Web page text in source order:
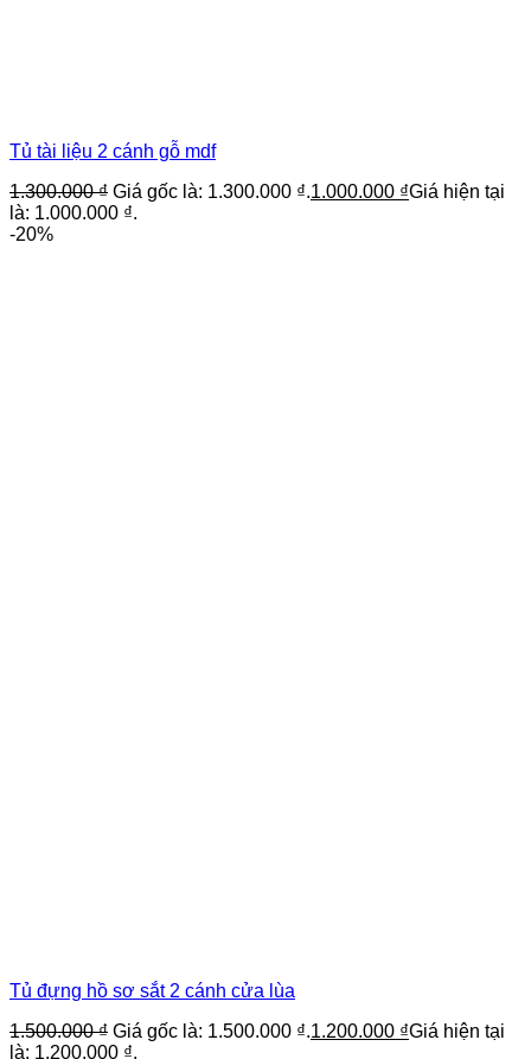
Tủ tài liệu 2 cánh gỗ mdf
1.300.000₫ Giá gốc là: 1.300.000 ₫.1.000.000 ₫Giá hiện tại
là: 1.000.000 ₫.
-20%
Tủ đựng hồ sơ sắt 2 cánh cửa lùa
1.500.000₫ Giá gốc là: 1.500.000 ₫.1.200.000 ₫Giá hiện tại
là: 1.200.000 ₫.